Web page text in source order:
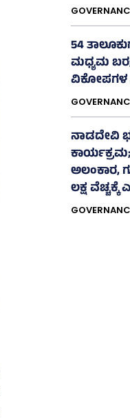
54
ಮಧ್ಯಮ
ವಿಕೋಪಗಳ
ನಾಡದೇವಿ
ಅಲಂಕಾರ,
ಲಕ್ಷ ವೆಚ್ಚಕ್ಕೆ